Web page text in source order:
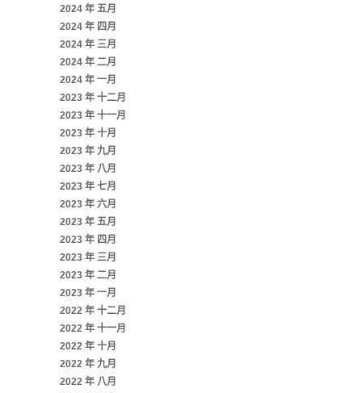
2024 年 五月
2024 年 四月
2024 年 三月
2024 年 二月
2024 年 一月
2023 年 十二月
2023 年 十一月
2023 年 十月
2023 年 九月
2023 年 八月
2023 年 七月
2023 年 六月
2023 年 五月
2023 年 四月
2023 年 三月
2023 年 二月
2023 年 一月
2022 年 十二月
2022 年 十一月
2022 年 十月
2022 年 九月
2022 年 八月